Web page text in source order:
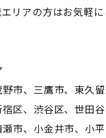
リアの方はお気軽
市、三鷹市、東久
区、渋谷区、世田
市、小金井市、小